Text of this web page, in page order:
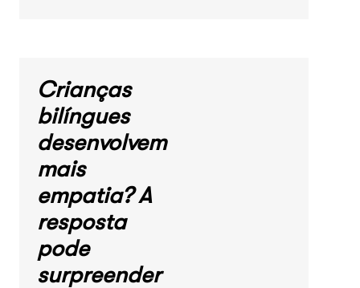
Crianças
bilíngues
desenvolvem
mais
empatia? A
resposta
pode
surpreender